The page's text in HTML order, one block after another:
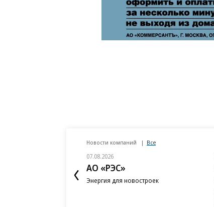
Новости компаний Все
07.08.2026
АО «РЭС»
Энергия для новостроек